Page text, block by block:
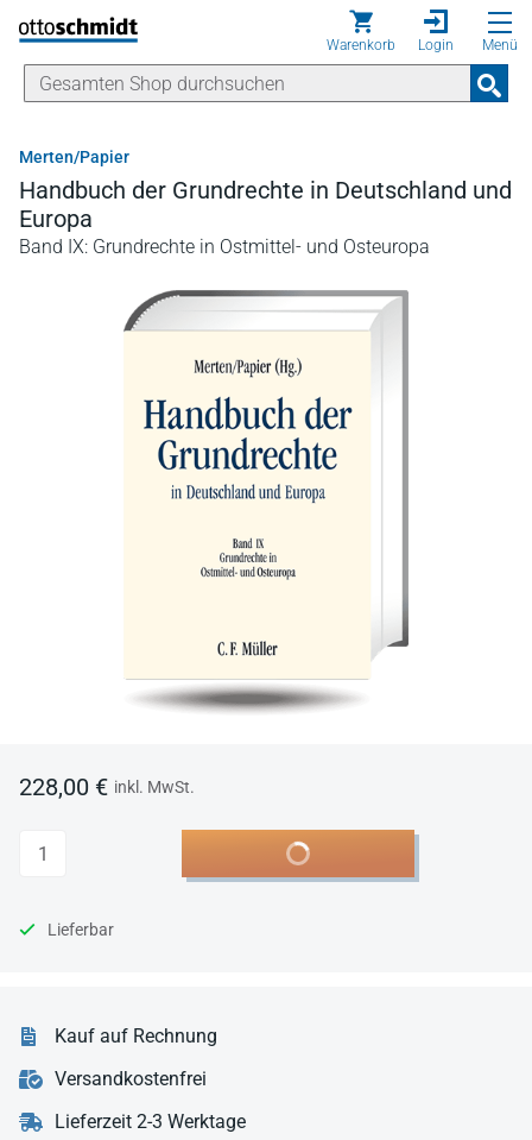
Direkt zum Inhalt
Warenkorb Login Menü
Merten/Papier
Handbuch der Grundrechte in Deutschland und
Europa
Band IX: Grundrechte in Ostmittel- und Osteuropa
228,00 € inkl. MwSt.
Anzahl In den Warenkorb
Lieferbar
Kauf auf Rechnung
Versandkostenfrei
Lieferzeit 2-3 Werktage